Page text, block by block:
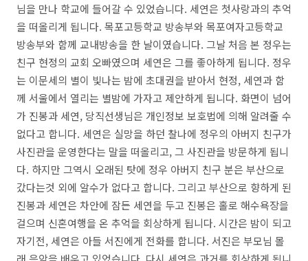
님을 만나 학교에 들어갈 수 있었습니다. 세연은 첫사랑과의 추억
을 떠올리게 됩니다. 목포고등학교 방송부와 목포여자고등학교
방송부와 함께 교내방송을 한 날이였습니다. 그날 처음 본 정우는
친구 현정의 교회 오빠였으며 세연은 그를 좋아하게 됩니다. 정우
는 이문세의 별이 빛나는 밤에 초대권을 받아서 현정, 세연과 함
께 서울에서 열리는 별밤에 가자고 제안하게 됩니다. 화면이 넘어
가 진봉과 세연, 당직선생님은 개인정보 보호법에 의해 알려줄 수
없다고 합니다. 세연은 실망을 하던 찰나에 정우의 아버지 친구가
사진관을 운영한다는 말을 떠올리고, 그 사진관을 방문하게 됩니
다. 하지만 그역시 오래된 탓에 정우 아버지 친구 분은 부산으로
갔다는것 외에 알수가 없다고 합니다. 그리고 부산으로 향하게 된
진봉과 세연은 차안에 잠든 세연을 두고 진봉은 홀로 해수욕장을
걸으며 신혼여행을 온 추억을 회상하게 됩니다. 시간은 밤이 되고
자기전, 세연은 아들 서진에게 전화를 합니다. 서진은 부모님 몰